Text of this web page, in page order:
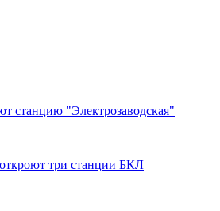
станцию "Электрозаводская"
три станции БКЛ